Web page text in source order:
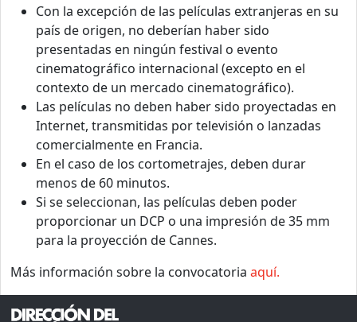
Con la excepción de las películas extranjeras en su
país de origen, no deberían haber sido
presentadas en ningún festival o evento
cinematográfico internacional (excepto en el
contexto de un mercado cinematográfico).
Las películas no deben haber sido proyectadas en
Internet, transmitidas por televisión o lanzadas
comercialmente en Francia.
En el caso de los cortometrajes, deben durar
menos de 60 minutos.
Si se seleccionan, las películas deben poder
proporcionar un DCP o una impresión de 35 mm
para la proyección de Cannes.
Más información sobre la convocatoria aquí.